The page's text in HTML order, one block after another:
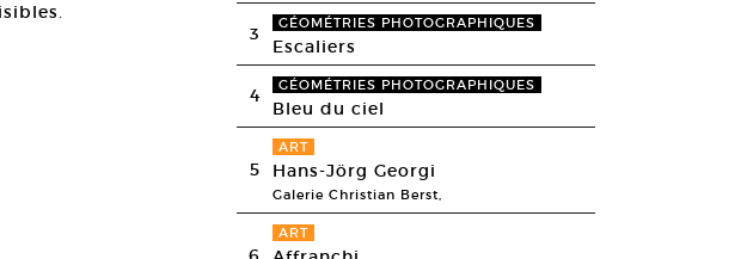
3 GÉOMÉTRIES PHOTOGRAPHIQUES
Escaliers
4 GÉOMÉTRIES PHOTOGRAPHIQUES
Bleu du ciel
5
ART
Hans-Jörg Georgi
Galerie Christian Berst,
ART